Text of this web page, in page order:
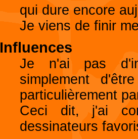
qui dure encore
Je viens de finir
Influences
Je n'ai pas
simplement
particulièrement
Ceci dit, j'ai
dessinateurs